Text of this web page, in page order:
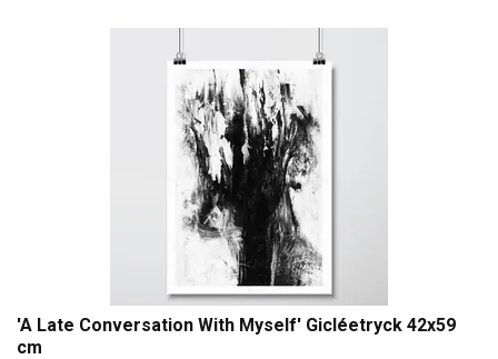
'A Late Conversation With Myself' Gicléetryck 42x59
cm